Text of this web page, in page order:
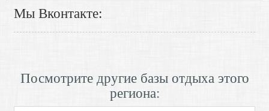
Мы Вконтакте:
Посмотрите другие базы отдыха этого
региона: